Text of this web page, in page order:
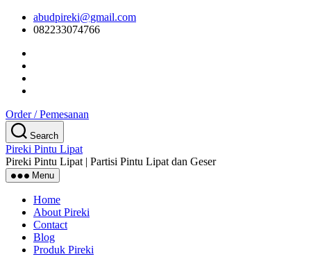
Skip
content
abudpireki@gmail.com
082233074766
Order / Pemesanan
Search
Pireki Pintu Lipat
Pireki Pintu Lipat | Partisi Pintu Lipat dan Geser
Menu
Home
About Pireki
Contact
Blog
Produk Pireki